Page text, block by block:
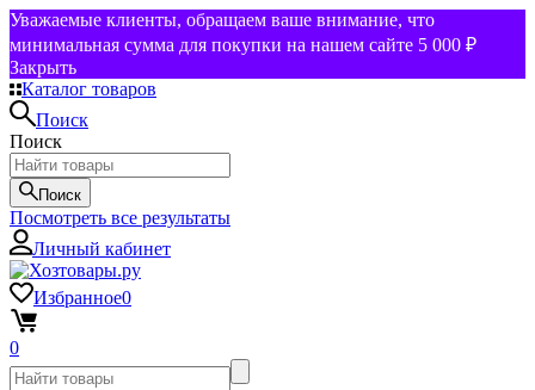
Уважаемые клиенты, обращаем ваше внимание, что
минимальная сумма для покупки на нашем сайте 5 000 ₽
Закрыть
Каталог товаров
Поиск
Поиск
Поиск
Посмотреть все результаты
Личный кабинет
Избранное0
0